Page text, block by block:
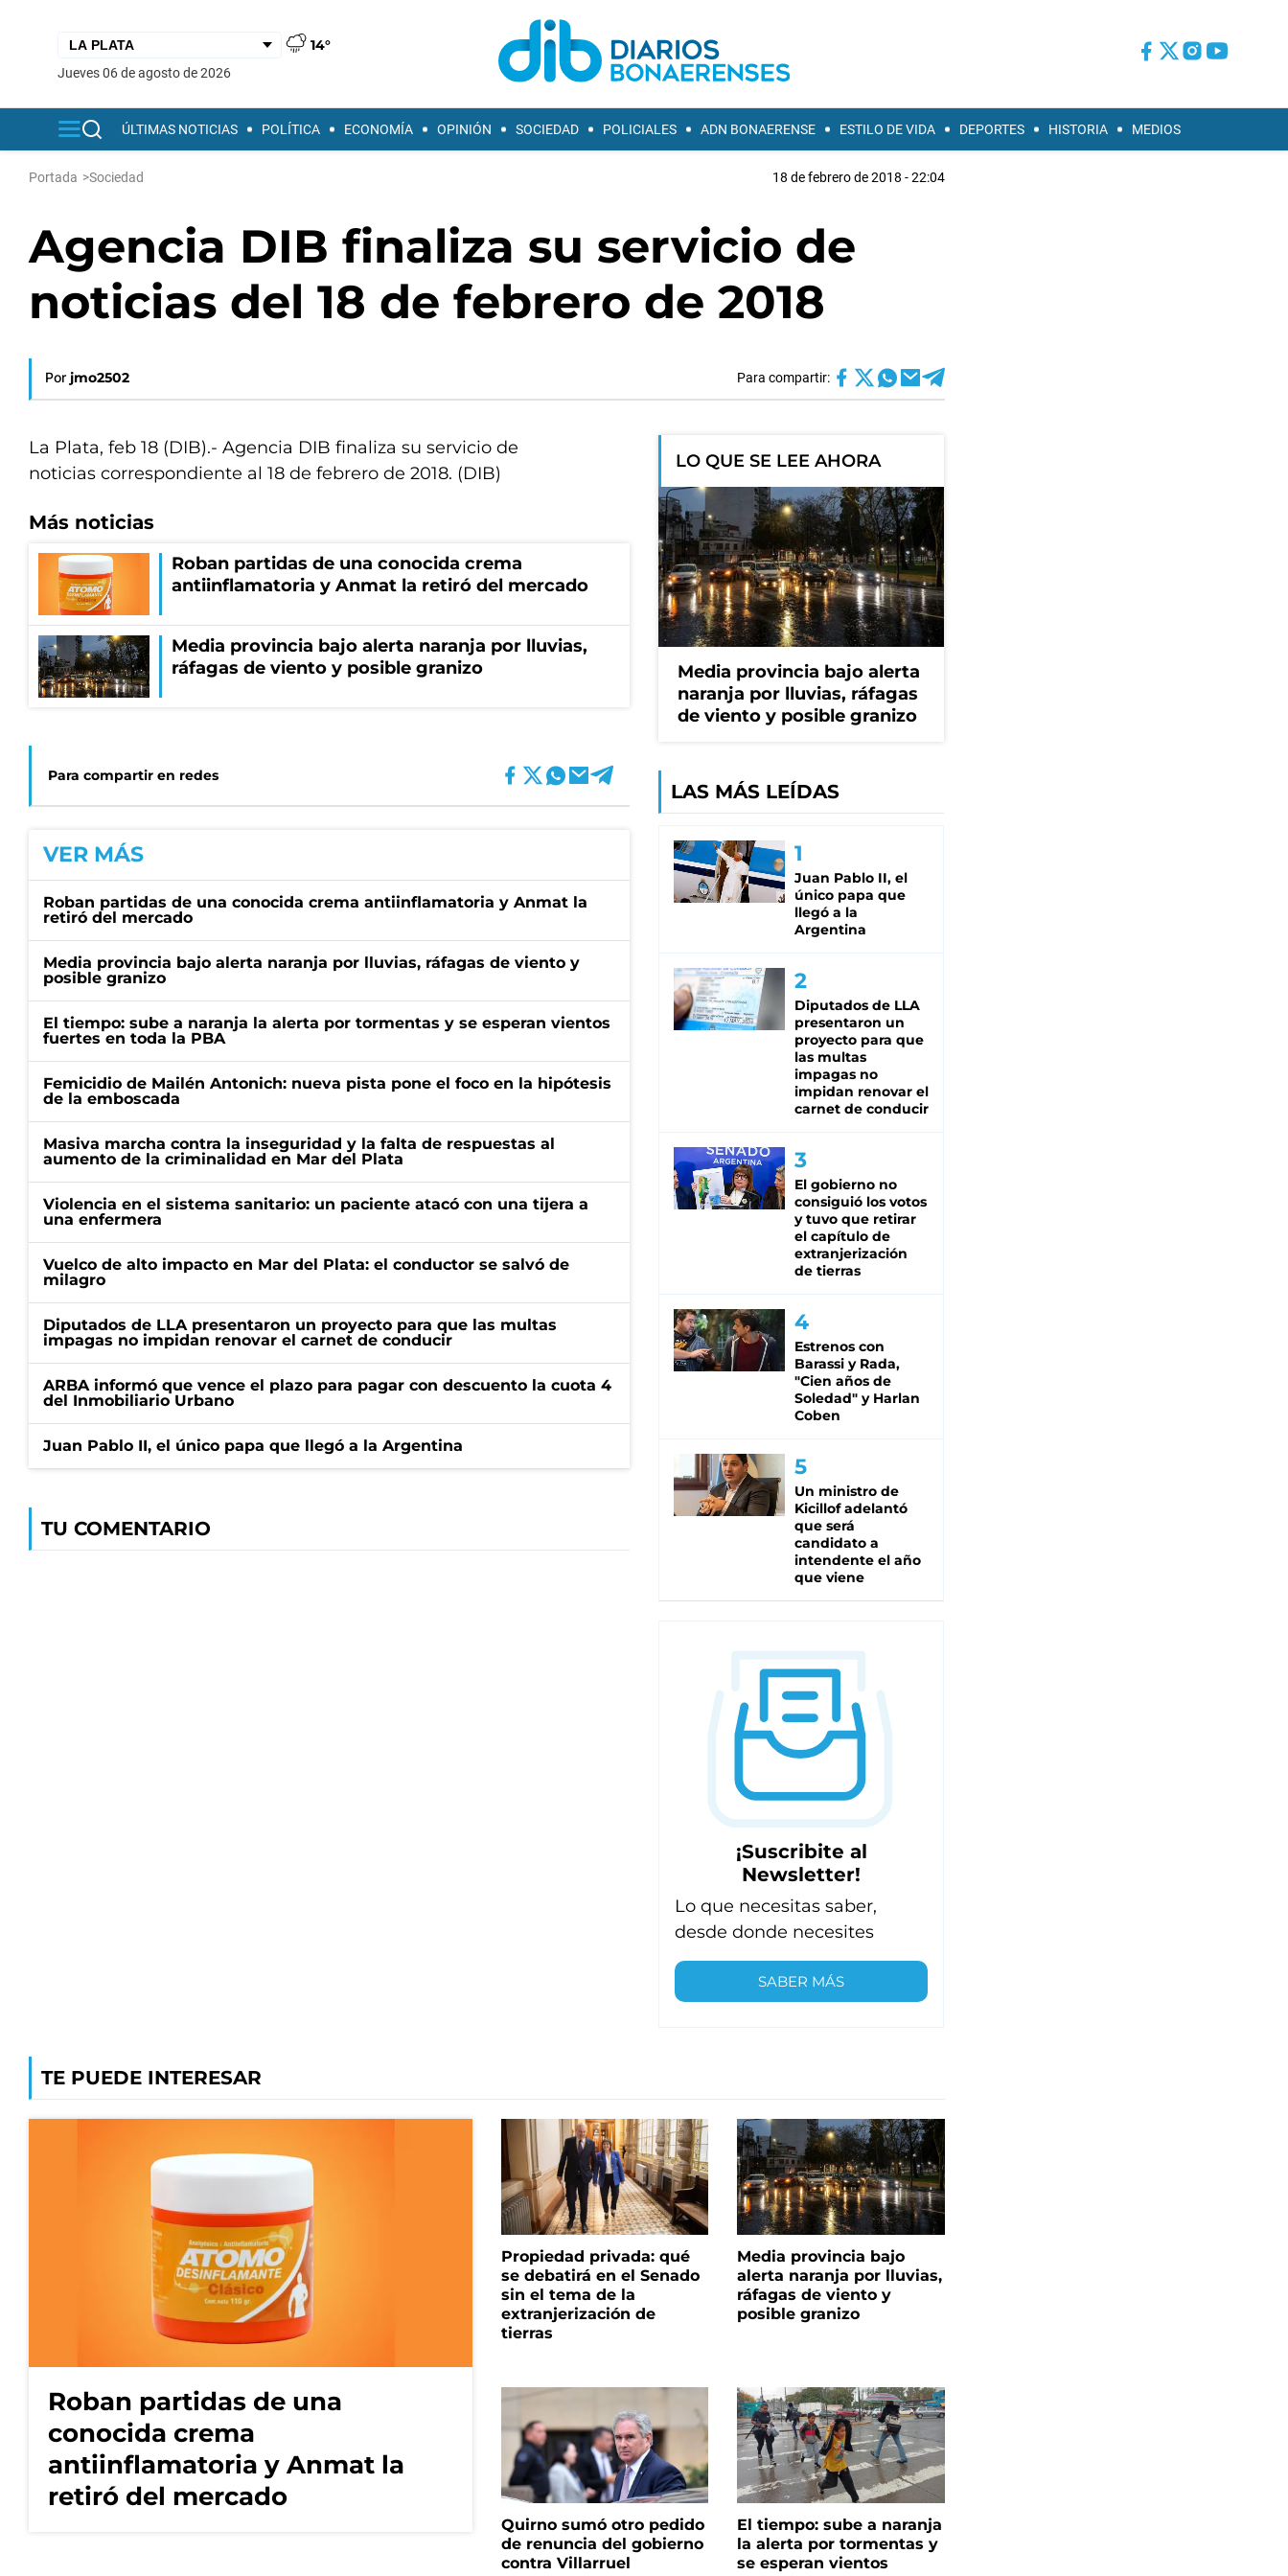
14°
jueves 06 de agosto de 2026
ÚLTIMAS NOTICIAS POLÍTICA ECONOMÍA OPINIÓN SOCIEDAD POLICIALES ADN BONAERENSE ESTILO DE VIDA DEPORTES HISTORIA MEDIOS
Portada >Sociedad 18 de febrero de 2018 - 22:04
Agencia DIB finaliza su servicio de
noticias del 18 de febrero de 2018
Por jmo2502 Para compartir:
La Plata, feb 18 (DIB).- Agencia DIB finaliza su servicio de
noticias correspondiente al 18 de febrero de 2018. (DIB)
Más noticias
Roban partidas de una conocida crema
antiinflamatoria y Anmat la retiró del mercado
Media provincia bajo alerta naranja por lluvias,
ráfagas de viento y posible granizo
Para compartir en redes
VER MÁS
Roban partidas de una conocida crema antiinflamatoria y Anmat la
retiró del mercado
Media provincia bajo alerta naranja por lluvias, ráfagas de viento y
posible granizo
El tiempo: sube a naranja la alerta por tormentas y se esperan vientos
fuertes en toda la PBA
Femicidio de Mailén Antonich: nueva pista pone el foco en la hipótesis
de la emboscada
Masiva marcha contra la inseguridad y la falta de respuestas al
aumento de la criminalidad en Mar del Plata
Violencia en el sistema sanitario: un paciente atacó con una tijera a
una enfermera
Vuelco de alto impacto en Mar del Plata: el conductor se salvó de
milagro
Diputados de LLA presentaron un proyecto para que las multas
impagas no impidan renovar el carnet de conducir
ARBA informó que vence el plazo para pagar con descuento la cuota 4
del Inmobiliario Urbano
Juan Pablo II, el único papa que llegó a la Argentina
TU COMENTARIO
LO QUE SE LEE AHORA
Media provincia bajo alerta
naranja por lluvias, ráfagas
de viento y posible granizo
LAS MÁS LEÍDAS
Juan Pablo II, el
único papa que
llegó a la
Argentina
Diputados de LLA
presentaron un
proyecto para que
las multas
impagas no
impidan renovar el
carnet de conducir
El gobierno no
consiguió los votos
y tuvo que retirar
el capítulo de
extranjerización
de tierras
Estrenos con
Barassi y Rada,
"Cien años de
Soledad" y Harlan
Coben
Un ministro de
Kicillof adelantó
que será
candidato a
intendente el año
que viene
¡Suscribite al
Newsletter!
Lo que necesitas saber,
desde donde necesites
SABER MÁS
TE PUEDE INTERESAR
Roban partidas de una
conocida crema
antiinflamatoria y Anmat la
retiró del mercado
Propiedad privada: qué
se debatirá en el Senado
sin el tema de la
extranjerización de
tierras
Media provincia bajo
alerta naranja por lluvias,
ráfagas de viento y
posible granizo
Quirno sumó otro pedido
de renuncia del gobierno
contra Villarruel
El tiempo: sube a naranja
la alerta por tormentas y
se esperan vientos